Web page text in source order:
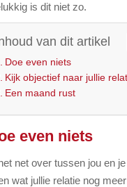
is dit niet zo.
van dit artikel
Doe even niets
Kijk objectief naar jullie
Een maand rust
even niets
net over tussen jou en
wat jullie relatie nog